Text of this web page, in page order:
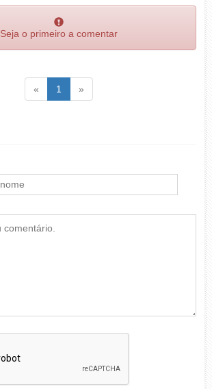
Seja o primeiro a comentar
« Voltar1 (atual)
»